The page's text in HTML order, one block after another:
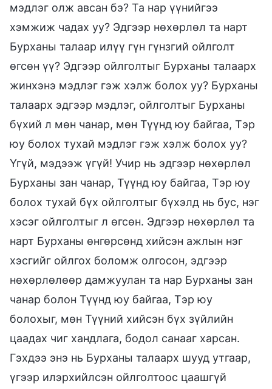
мэдлэг олж авсан бэ? Та нар үүнийгээ
хэмжиж чадах уу? Эдгээр нөхөрлөл та нарт
Бурханы талаар илүү гүн гүнзгий ойлголт
өгсөн үү? Эдгээр ойлголтыг Бурханы талаарх
жинхэнэ мэдлэг гэж хэлж болох уу? Бурханы
талаарх эдгээр мэдлэг, ойлголтыг Бурханы
бүхий л мөн чанар, мөн Түүнд юу байгаа, Тэр
юу болох тухай мэдлэг гэж хэлж болох уу?
Үгүй, мэдээж үгүй! Учир нь эдгээр нөхөрлөл
Бурханы зан чанар, Түүнд юу байгаа, Тэр юу
болох тухай бүх ойлголтыг бүхэлд нь бус, нэг
хэсэг ойлголтыг л өгсөн. Эдгээр нөхөрлөл та
нарт Бурханы өнгөрсөнд хийсэн ажлын нэг
хэсгийг ойлгох боломж олгосон, эдгээр
нөхөрлөлөөр дамжуулан та нар Бурханы зан
чанар болон Түүнд юу байгаа, Тэр юу
болохыг, мөн Түүний хийсэн бүх зүйлийн
цаадах чиг хандлага, бодол санааг харсан.
Гэхдээ энэ нь Бурханы талаарх шууд утгаар,
үгээр илэрхийлсэн ойлголтоос цаашгүй